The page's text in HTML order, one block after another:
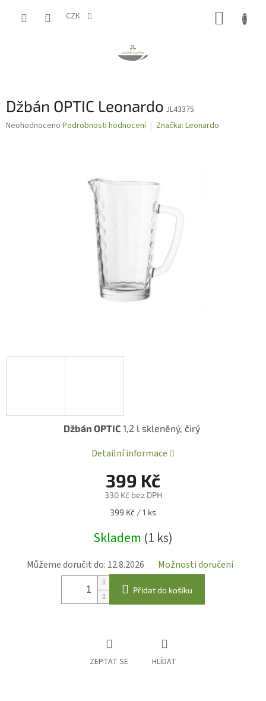
CZK
Džbán OPTIC Leonardo JL43375
Průměrné
Neohodnoceno Podrobnosti hodnocení Značka: Leonardo
399 Kč
330 Kč bez DPH
Měrná
399 Kč / 1 ks
Skladem (1 ks)
Můžeme doručit do: 12.8.2026 Možnosti doručení
Přidat do košíku
Džbán OPTIC 1,2 l skleněný, čirý
Detailní informace
ZEPTAT SE HLÍDAT